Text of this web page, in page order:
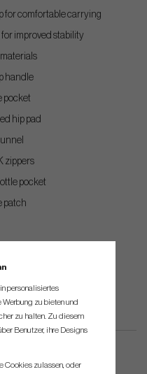
for comfortable carrying
improved stability
handle
pocket
hip pad
zippers
pocket
patch
personalisiertes
Werbung zu bieten und
zu halten. Zu diesem
Benutzer, ihre Designs
Cookies zulassen, oder